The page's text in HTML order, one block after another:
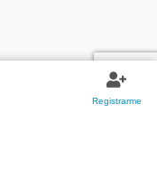
Registrarme